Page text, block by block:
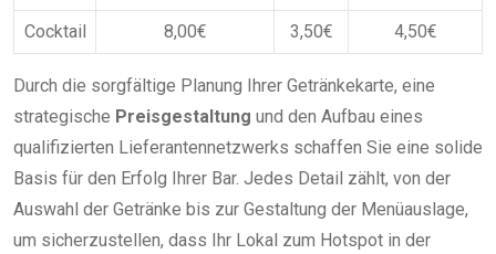
Cocktail 8,00€ 3,50€ 4,50€
Durch die sorgfältige Planung Ihrer Getränkekarte, eine
strategische Preisgestaltung und den Aufbau eines
qualifizierten Lieferantennetzwerks schaffen Sie eine solide
Basis für den Erfolg Ihrer Bar. Jedes Detail zählt, von der
Auswahl der Getränke bis zur Gestaltung der Menüauslage,
um sicherzustellen, dass Ihr Lokal zum Hotspot in der